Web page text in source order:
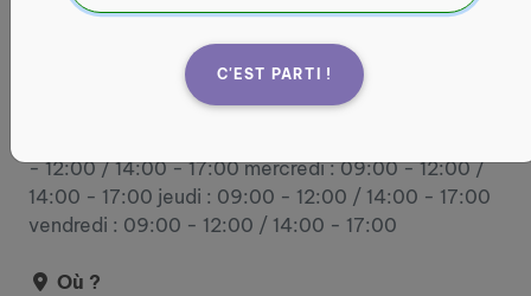
C'EST PARTI !
INFORMATIQUE ET ACCÈS AUX DROITS
Informations pratiques :
- 12:00 / 14:00 - 17:00 mercredi : 09:00 - 12:00 /
14:00 - 17:00 jeudi : 09:00 - 12:00 / 14:00 - 17:00
vendredi : 09:00 - 12:00 / 14:00 - 17:00
Où ?